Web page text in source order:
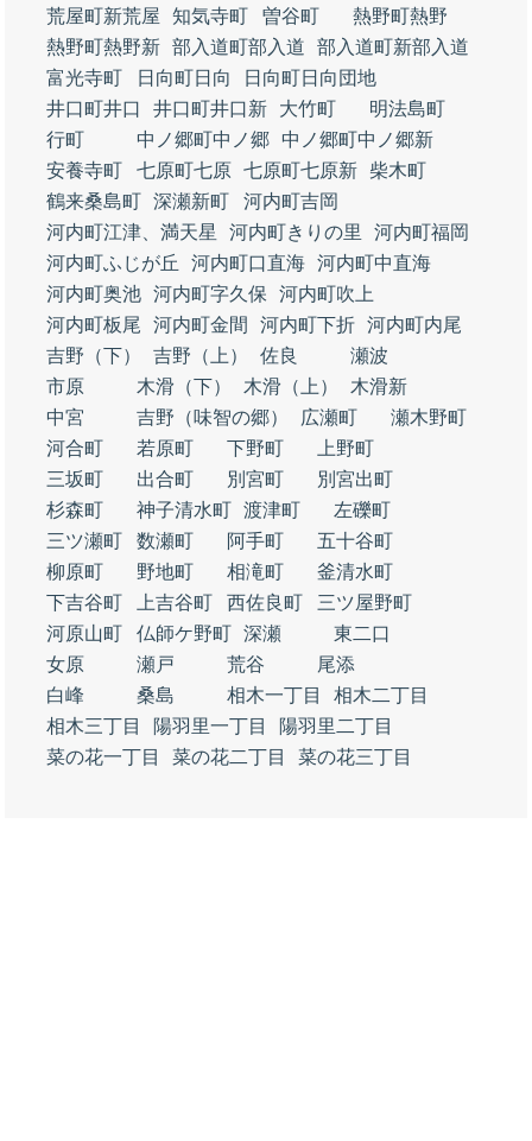
荒屋町新荒屋
知気寺町 曽谷町
熱野町熱野
熱野町熱野新 部入道町部入道
部入道町新部入道
富光寺町
日向町日向
日向町日向団地
井口町井口
井口町井口新 大竹町
明法島町
行町
中ノ郷町中ノ郷
中ノ郷町中ノ郷新
安養寺町
七原町七原 七原町七原新
柴木町
鶴来桑島町 深瀬新町
河内町吉岡
河内町江津、満天星
河内町きりの里
河内町福岡
河内町ふじが丘
河内町口直海 河内町中直海
河内町奥池 河内町字久保
河内町吹上
河内町板尾
河内町金間 河内町下折 河内町内尾
吉野（下）
吉野（上） 佐良
瀬波
市原
木滑（下） 木滑（上）
木滑新
中宮
吉野（味智の郷） 広瀬町
瀬木野町
河合町
若原町 下野町
上野町
三坂町
出合町 別宮町
別宮出町
杉森町
神子清水町 渡津町
左礫町
三ツ瀬町
数瀬町 阿手町
五十谷町
柳原町
野地町 相滝町
釜清水町
下吉谷町
上吉谷町 西佐良町
三ツ屋野町
河原山町
仏師ケ野町 深瀬
東二口
女原
瀬戸 荒谷
尾添
白峰
桑島 相木一丁目
相木二丁目
相木三丁目
陽羽里一丁目
陽羽里二丁目
菜の花一丁目
菜の花二丁目 菜の花三丁目